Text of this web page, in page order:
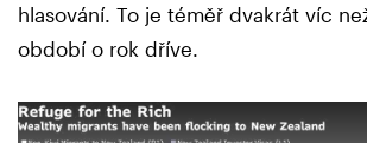
hlasování. To je téměř dvakrát víc
období o rok dříve.